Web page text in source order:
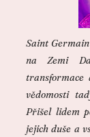
Saint
na Zemi
transformace
vědomosti
Přišel lidem
jejich duše a